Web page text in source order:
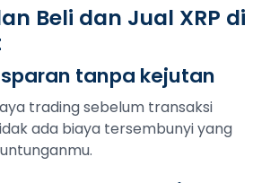
Beli dan Jual XRP di
tanpa kejutan
trading sebelum transaksi
ada biaya tersembunyi yang